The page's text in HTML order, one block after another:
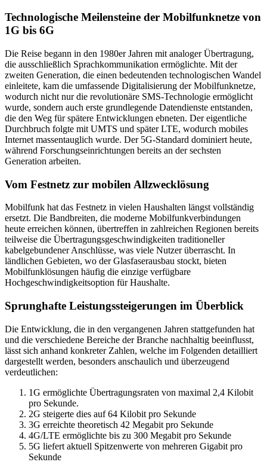
Technologische Meilensteine der Mobilfunknetze von
1G bis 6G
Die Reise begann in den 1980er Jahren mit analoger Übertragung,
die ausschließlich Sprachkommunikation ermöglichte. Mit der
zweiten Generation, die einen bedeutenden technologischen Wandel
einleitete, kam die umfassende Digitalisierung der Mobilfunknetze,
wodurch nicht nur die revolutionäre SMS-Technologie ermöglicht
wurde, sondern auch erste grundlegende Datendienste entstanden,
die den Weg für spätere Entwicklungen ebneten. Der eigentliche
Durchbruch folgte mit UMTS und später LTE, wodurch mobiles
Internet massentauglich wurde. Der 5G-Standard dominiert heute,
während Forschungseinrichtungen bereits an der sechsten
Generation arbeiten.
Vom Festnetz zur mobilen Allzwecklösung
Mobilfunk hat das Festnetz in vielen Haushalten längst vollständig
ersetzt. Die Bandbreiten, die moderne Mobilfunkverbindungen
heute erreichen können, übertreffen in zahlreichen Regionen bereits
teilweise die Übertragungsgeschwindigkeiten traditioneller
kabelgebundener Anschlüsse, was viele Nutzer überrascht. In
ländlichen Gebieten, wo der Glasfaserausbau stockt, bieten
Mobilfunklösungen häufig die einzige verfügbare
Hochgeschwindigkeitsoption für Haushalte.
Sprunghafte Leistungssteigerungen im Überblick
Die Entwicklung, die in den vergangenen Jahren stattgefunden hat
und die verschiedene Bereiche der Branche nachhaltig beeinflusst,
lässt sich anhand konkreter Zahlen, welche im Folgenden detailliert
dargestellt werden, besonders anschaulich und überzeugend
verdeutlichen:
1G ermöglichte Übertragungsraten von maximal 2,4 Kilobit
pro Sekunde.
2G steigerte dies auf 64 Kilobit pro Sekunde
3G erreichte theoretisch 42 Megabit pro Sekunde
4G/LTE ermöglichte bis zu 300 Megabit pro Sekunde
5G liefert aktuell Spitzenwerte von mehreren Gigabit pro
Sekunde